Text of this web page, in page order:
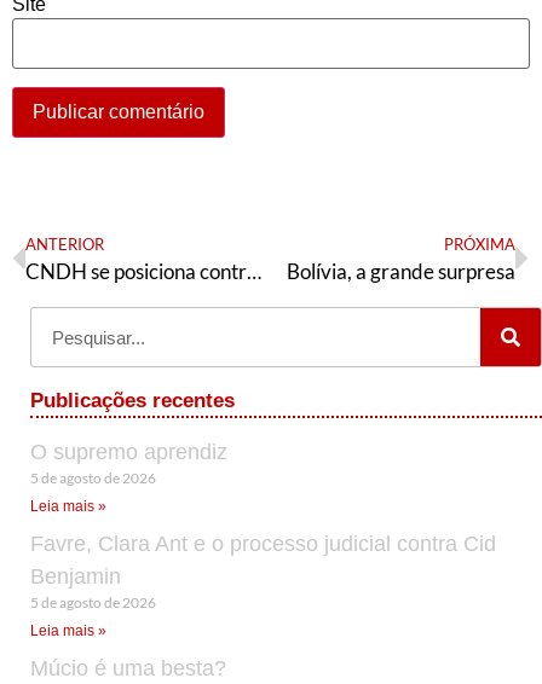
Site
ANTERIOR
CNDH se posiciona contra violações de direitos humanos causadas pela política econômica brasileira e pela Emenda do “Teto dos Gastos”
PRÓXIMA
Bolívia, a grande surpresa
Publicações recentes
O supremo aprendiz
5 de agosto de 2026
Leia mais »
Favre, Clara Ant e o processo judicial contra Cid
Benjamin
5 de agosto de 2026
Leia mais »
Múcio é uma besta?